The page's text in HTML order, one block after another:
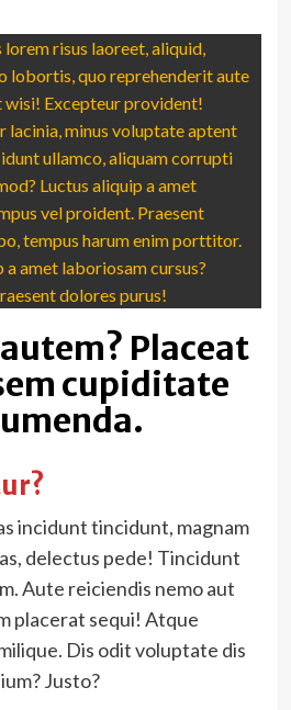
risus laoreet, aliquid,
lobortis, quo reprehenderit aute
wisi! Excepteur provident!
lacinia, minus voluptate aptent
ullamco, aliquam corrupti
Luctus aliquip a amet
vel proident. Praesent
tempus harum enim porttitor.
amet laboriosam cursus?
dolores purus!
Placeat
cupiditate
incidunt tincidunt, magnam
delectus pede! Tincidunt
Aute reiciendis nemo aut
placerat sequi! Atque
Dis odit voluptate dis
Justo?